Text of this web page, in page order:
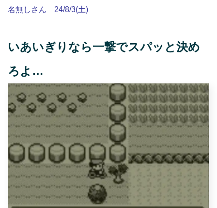
名無しさん 24/8/3(土)
いあいぎりなら一撃でスパッと決め
ろよ…